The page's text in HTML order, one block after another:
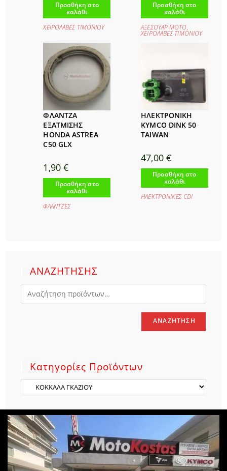
Προσθήκη στο
καλάθι
ΧΕΙΡΟΛΑΒΕΣ ΤΙΜΟΝΙΟΥ
Προσθήκη στο
καλάθι
ΑΞΕΣΟΥΑΡ ΜΟΤΟ,
ΧΕΙΡΟΛΑΒΕΣ ΤΙΜΟΝΙΟΥ
ΦΛΑΝΤΖΑ
ΕΞΑΤΜΙΣΗΣ
HONDA ASTREA
C50 GLX
1,90 €
Προσθήκη στο
καλάθι
ΦΛΑΝΤΖΕΣ
ΗΛΕΚΤΡΟΝΙΚΗ
KYMCO DINK 50
TAIWAN
47,00 €
Προσθήκη στο
καλάθι
ΗΛΕΚΤΡΟΝΙΚΈΣ CDI
ΑΝΑΖΗΤΗΣΗΣ
ΑΝΑΖΉΤΗΣΗ
Κατηγορίες Προϊόντων